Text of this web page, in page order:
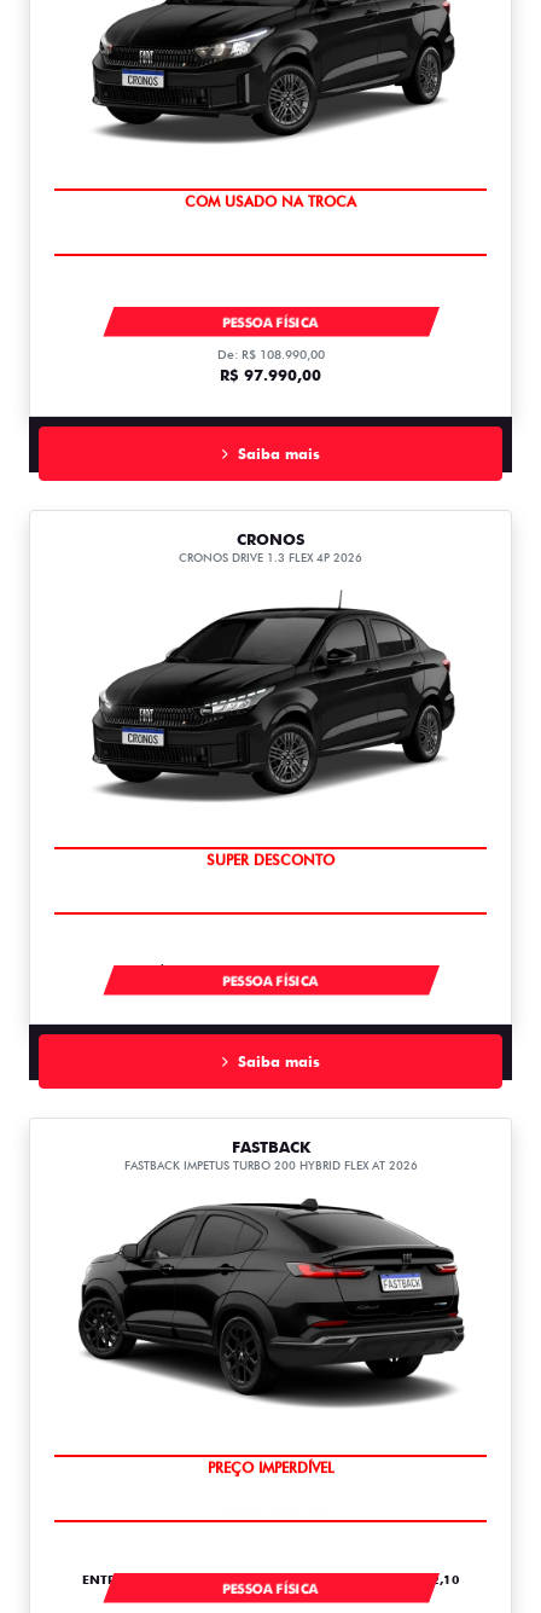
SUPER DESCONTO
CRONOS DRIVE 1.0 MT FLEX 1.0
PESSOA FÍSICA
De: R$ 108.990,00
R$ 97.990,00
Saiba mais
CRONOS
CRONOS DRIVE 1.3 FLEX 4P 2026
BÔNUS DE ATÉ R$ 14 MIL
À VISTA A PARTIR DE R$ 99.990,00
PESSOA FÍSICA
Saiba mais
FASTBACK
FASTBACK IMPETUS TURBO 200 HYBRID FLEX AT 2026
OPORTUNIDADE
ENTRADA DE R$ 67.661,10 +24 PARCELAS DE R$ 6.152,10
PESSOA FÍSICA